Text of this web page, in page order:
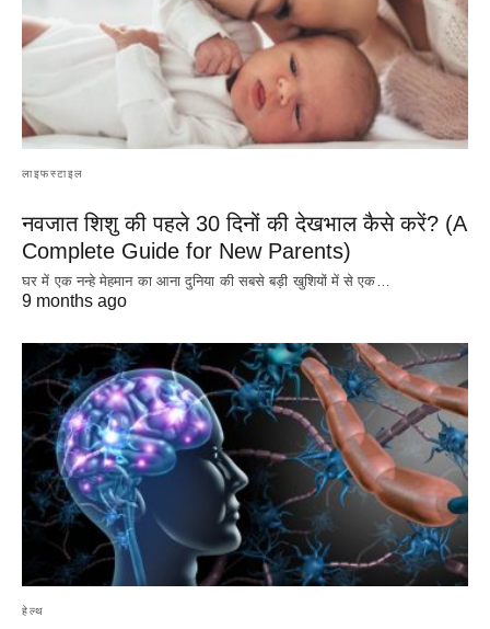
लाइफस्टाइल
नवजात शिशु की पहले 30 दिनों की देखभाल कैसे करें? (A
Complete Guide for New Parents)
घर में एक नन्हे मेहमान का आना दुनिया की सबसे बड़ी खुशियों में से एक…
9 months ago
हेल्थ